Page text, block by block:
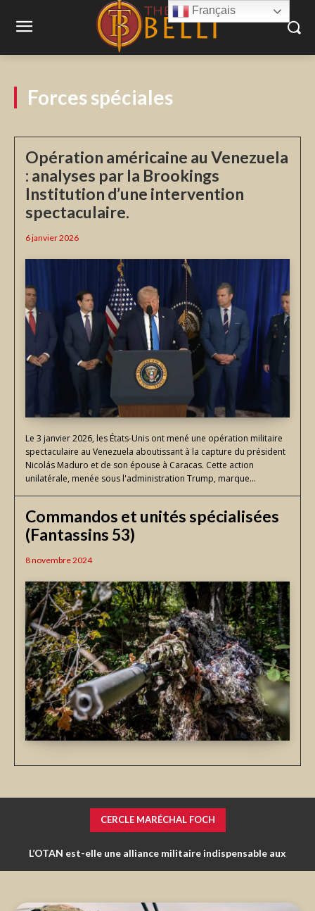
Forces spéciales
Opération américaine au Venezuela
: analyses par la Brookings
Institution d’une intervention
spectaculaire.
6 janvier 2026
Le 3 janvier 2026, les États-Unis ont mené une opération militaire
spectaculaire au Venezuela aboutissant à la capture du président
Nicolás Maduro et de son épouse à Caracas. Cette action
unilatérale, menée sous l'administration Trump, marque...
Commandos et unités spécialisées
(Fantassins 53)
8 novembre 2024
CERCLE MARÉCHAL FOCH
Spécificité et cœur de métier
Français